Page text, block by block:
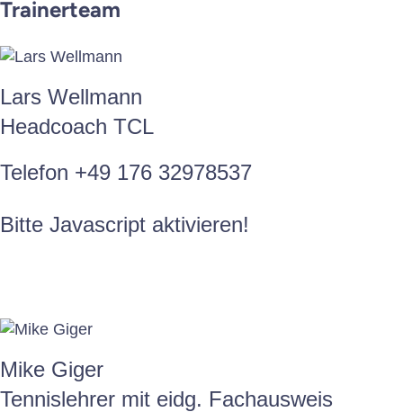
Trainerteam
Lars Wellmann
Headcoach TCL
Telefon +49 176 32978537
Bitte Javascript aktivieren!
Mike Giger
Tennislehrer mit eidg. Fachausweis